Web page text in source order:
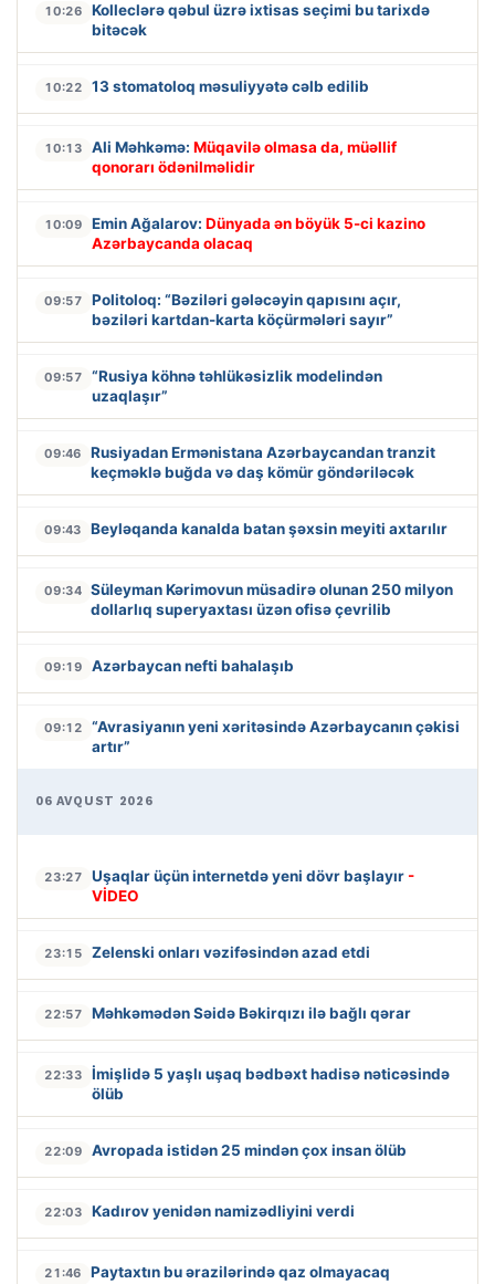
10:26
Kolleclərə qəbul üzrə ixtisas seçimi bu tarixdə
bitəcək
10:22 13 stomatoloq məsuliyyətə cəlb edilib
10:13 Ali Məhkəmə: Müqavilə olmasa da, müəllif
qonorarı ödənilməlidir
10:09 Emin Ağalarov: Dünyada ən böyük 5-ci kazino
Azərbaycanda olacaq
09:57
Politoloq: “Bəziləri gələcəyin qapısını açır,
bəziləri kartdan-karta köçürmələri sayır”
09:57
“Rusiya köhnə təhlükəsizlik modelindən
uzaqlaşır”
09:46
Rusiyadan Ermənistana Azərbaycandan tranzit
keçməklə buğda və daş kömür göndəriləcək
09:43 Beyləqanda kanalda batan şəxsin meyiti axtarılır
09:34 Süleyman Kərimovun müsadirə olunan 250 milyon
dollarlıq superyaxtası üzən ofisə çevrilib
09:19 Azərbaycan nefti bahalaşıb
09:12
“Avrasiyanın yeni xəritəsində Azərbaycanın çəkisi
artır”
06 AVQUST 2026
23:27 Uşaqlar üçün internetdə yeni dövr başlayır -
VİDEO
23:15 Zelenski onları vəzifəsindən azad etdi
22:57 Məhkəmədən Səidə Bəkirqızı ilə bağlı qərar
22:33
İmişlidə 5 yaşlı uşaq bədbəxt hadisə nəticəsində
ölüb
22:09 Avropada istidən 25 mindən çox insan ölüb
22:03 Kadırov yenidən namizədliyini verdi
21:46 Paytaxtın bu ərazilərində qaz olmayacaq